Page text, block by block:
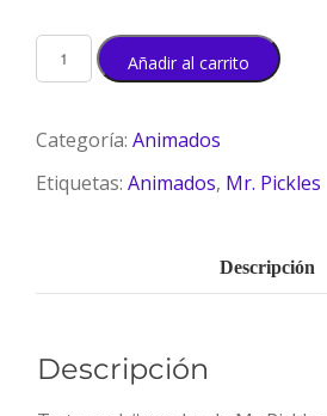
Añadir al carrito
Categoría: Animados
Etiquetas: Animados, Mr. Pickles
Descripción
Descripción